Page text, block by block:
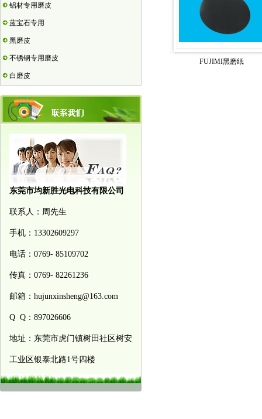
铝材专用磨皮
蓝宝石专用
黑磨皮
不锈钢专用磨皮
白磨皮
东莞市均新胜光电科技有限公司
联系人：周先生
手机：13302609297
电话：0769- 85109702
传真：0769- 82261236
邮箱：hujunxinsheng@163.com
Q Q：897026606
地址：东莞市虎门镇树田社区树安
工业区银泰北路1号四楼
FUJIMI黑磨纸